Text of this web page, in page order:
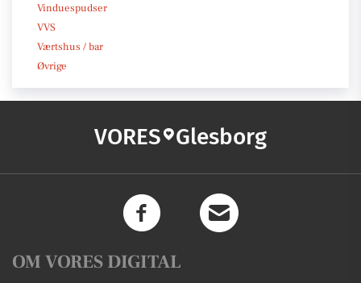
Vinduespudser
VVS
Værtshus / bar
Øvrige
VORES Glesborg
OM VORES DIGITAL